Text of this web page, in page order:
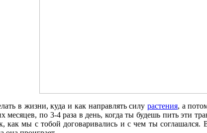
в жизни, куда и как направлять силу растения, а
по 3-4 раза в день, когда ты будешь пить эти
как мы с тобой договаривались и с чем ты